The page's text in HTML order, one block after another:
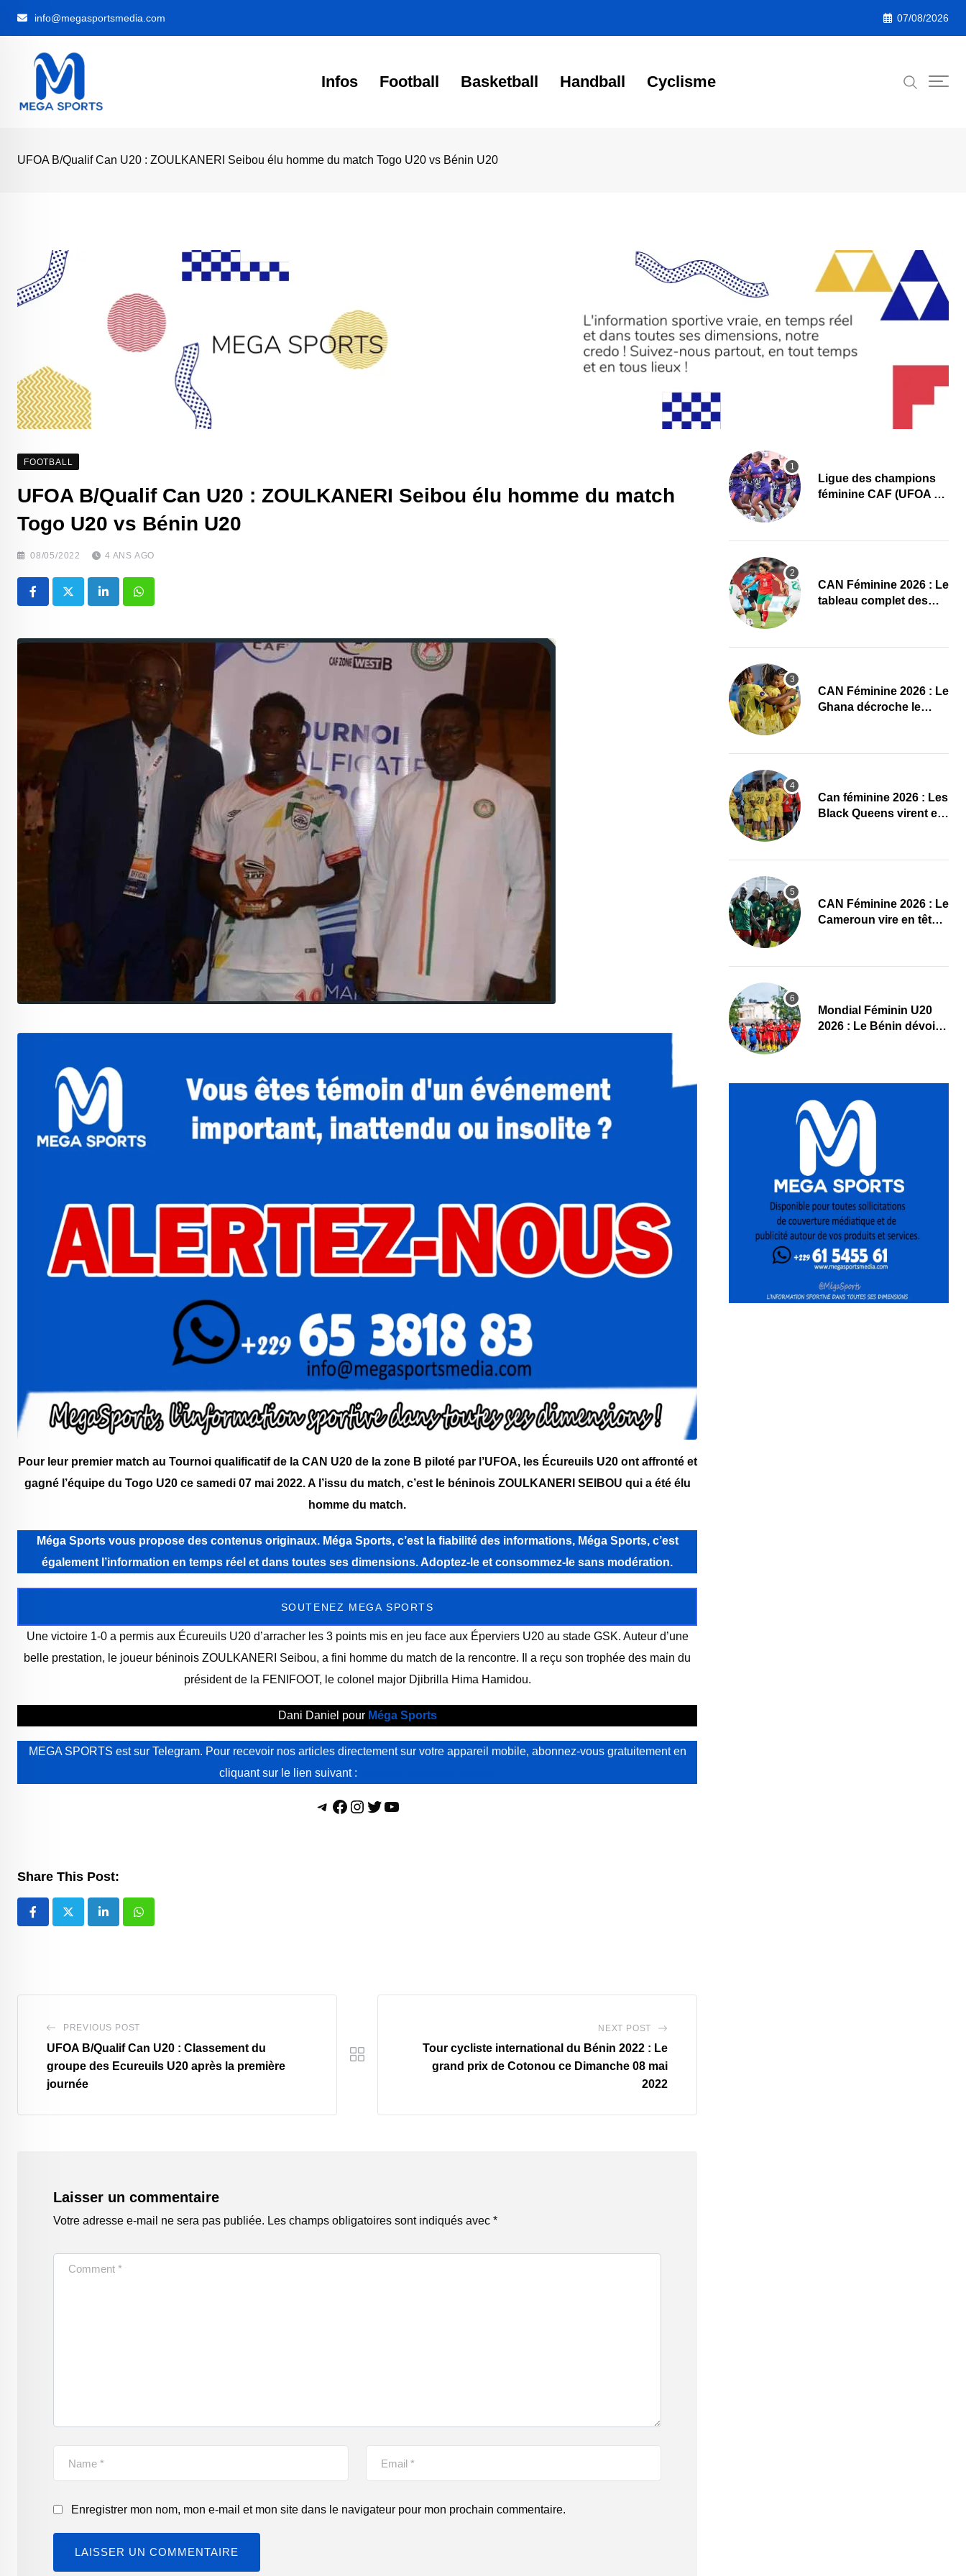
info@megasportsmedia.com 07/08/2026
Infos Football Basketball Handball Cyclisme
UFOA B/Qualif Can U20 : ZOULKANERI Seibou élu homme du match Togo U20 vs Bénin U20
FOOTBALL
UFOA B/Qualif Can U20 : ZOULKANERI Seibou élu homme du match
Togo U20 vs Bénin U20
08/05/2022 4 ANS AGO
LinkedIn Whatsapp
Pour leur premier match au Tournoi qualificatif de la CAN U20 de la zone B piloté par l’UFOA, les Écureuils U20 ont affronté et
gagné l’équipe du Togo U20 ce samedi 07 mai 2022. A l’issu du match, c’est le béninois ZOULKANERI SEIBOU qui a été élu
homme du match.
Méga Sports vous propose des contenus originaux. Méga Sports, c’est la fiabilité des informations, Méga Sports, c’est
également l’information en temps réel et dans toutes ses dimensions. Adoptez-le et consommez-le sans modération.
SOUTENEZ MEGA SPORTS
Une victoire 1-0 a permis aux Écureuils U20 d’arracher les 3 points mis en jeu face aux Éperviers U20 au stade GSK. Auteur d’une
belle prestation, le joueur béninois ZOULKANERI Seibou, a fini homme du match de la rencontre. Il a reçu son trophée des main du
président de la FENIFOOT, le colonel major Djibrilla Hima Hamidou.
Dani Daniel pour Méga Sports
MEGA SPORTS est sur Telegram. Pour recevoir nos articles directement sur votre appareil mobile, abonnez-vous gratuitement en
cliquant sur le lien suivant :
Telegram
Facebook
Instagram
Twitter
YouTube
Share This Post:
LinkedIn Whatsapp
PREVIOUS POST
UFOA B/Qualif Can U20 : Classement du
groupe des Ecureuils U20 après la première
journée
NEXT POST
Tour cycliste international du Bénin 2022 : Le
grand prix de Cotonou ce Dimanche 08 mai
2022
Laisser un commentaire
Votre adresse e-mail ne sera pas publiée. Les champs obligatoires sont indiqués avec *
Enregistrer mon nom, mon e-mail et mon site dans le navigateur pour mon prochain commentaire.
Ligue des champions
féminine CAF (UFOA A)
en Gambie
CAN Féminine 2026 : Le
tableau complet des
CAN Féminine 2026 : Le
Ghana décroche le
bien
‎Can féminine 2026 : Les
Black Queens virent en
CAN Féminine 2026 : Le
Cameroun vire en tête
Mondial Féminin U20
2026 : Le Bénin dévoile